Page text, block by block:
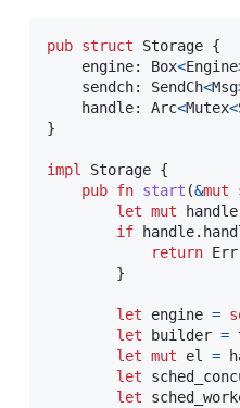
pub struct Storage {
    engine
: Box<Engine
    sendch
: SendCh<Msg
    handle
: Arc<Mutex<
}
impl Storage {
pub fn start (&mut
let mut handle
if handle.
return Err
}
let engine =
let builder =
let mut el =
let
let